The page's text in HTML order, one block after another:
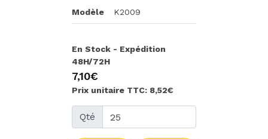
Modèle K2009
En Stock - Expédition
48H/72H
7,10€
Prix unitaire TTC: 8,52€
Qté